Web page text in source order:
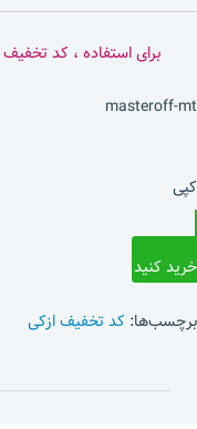
برای استفاده ، کد
masteroff-mt
کپی
خرید کنید
برچسب‌ها: کد تخفیف ازکی